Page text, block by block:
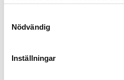
Nödvändig
Inställningar